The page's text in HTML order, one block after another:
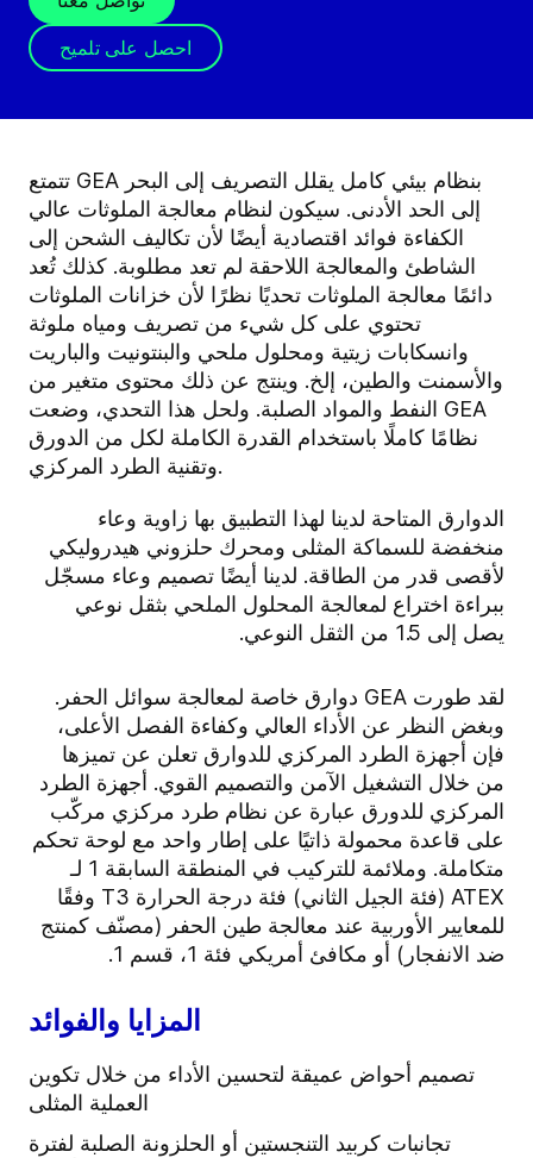
احصل على تلميح
تتمتع GEA بنظام بيئي كامل يقلل التصريف إلى البحر
إلى الحد الأدنى. سيكون لنظام معالجة الملوثات عالي
الكفاءة فوائد اقتصادية أيضًا لأن تكاليف الشحن إلى
الشاطئ والمعالجة اللاحقة لم تعد مطلوبة. كذلك تُعد
دائمًا معالجة الملوثات تحديًا نظرًا لأن خزانات الملوثات
تحتوي على كل شيء من تصريف ومياه ملوثة
وانسكابات زيتية ومحلول ملحي والبنتونيت والباريت
والأسمنت والطين، إلخ. وينتج عن ذلك محتوى متغير من
النفط والمواد الصلبة. ولحل هذا التحدي، وضعت GEA
نظامًا كاملًا باستخدام القدرة الكاملة لكل من الدورق
وتقنية الطرد المركزي.
الدوارق المتاحة لدينا لهذا التطبيق بها زاوية وعاء
منخفضة للسماكة المثلى ومحرك حلزوني هيدروليكي
لأقصى قدر من الطاقة. لدينا أيضًا تصميم وعاء مسجّل
ببراءة اختراع لمعالجة المحلول الملحي بثقل نوعي
يصل إلى 1.5 من الثقل النوعي.
لقد طورت GEA دوارق خاصة لمعالجة سوائل الحفر.
وبغض النظر عن الأداء العالي وكفاءة الفصل الأعلى،
فإن أجهزة الطرد المركزي للدوارق تعلن عن تميزها
من خلال التشغيل الآمن والتصميم القوي. أجهزة الطرد
المركزي للدورق عبارة عن نظام طرد مركزي مركّب
على قاعدة محمولة ذاتيًا على إطار واحد مع لوحة تحكم
متكاملة. وملائمة للتركيب في المنطقة السابقة 1 لـ
ATEX (فئة الجيل الثاني) فئة درجة الحرارة T3 وفقًا
للمعايير الأوربية عند معالجة طين الحفر (مصنّف كمنتج
ضد الانفجار) أو مكافئ أمريكي فئة 1، قسم 1.
المزايا والفوائد
تصميم أحواض عميقة لتحسين الأداء من خلال تكوين
العملية المثلى
تجانبات كربيد التنجستين أو الحلزونة الصلبة لفترة